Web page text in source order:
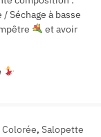
Séchage à basse
et avoir
, Salopette